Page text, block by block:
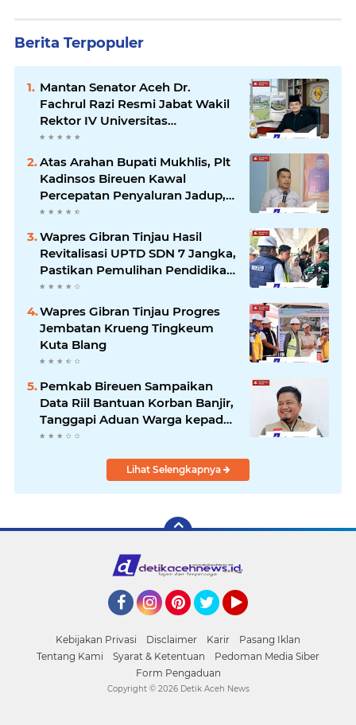
Berita Terpopuler
Mantan Senator Aceh Dr.
Fachrul Razi Resmi Jabat Wakil
Rektor IV Universitas
Kartamulia Purwakarta
Atas Arahan Bupati Mukhlis, Plt
Kadinsos Bireuen Kawal
Percepatan Penyaluran Jadup,
Intens Berkoordinasi dengan
Kemensos
Wapres Gibran Tinjau Hasil
Revitalisasi UPTD SDN 7 Jangka,
Pastikan Pemulihan Pendidikan
Pascabencana Berjalan Optimal
Wapres Gibran Tinjau Progres
Jembatan Krueng Tingkeum
Kuta Blang
Pemkab Bireuen Sampaikan
Data Riil Bantuan Korban Banjir,
Tanggapi Aduan Warga kepada
Wapres
Lihat Selengkapnya
Kebijakan Privasi Disclaimer Karir
Pasang Iklan
Tentang Kami
Syarat & Ketentuan
Pedoman Media Siber
Form Pengaduan
Copyright © 2026 Detik Aceh News